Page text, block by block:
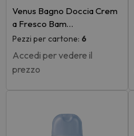
Venus Bagno Doccia Crem
a Fresco Bam…
Pezzi per cartone: 6
Accedi per vedere il
prezzo